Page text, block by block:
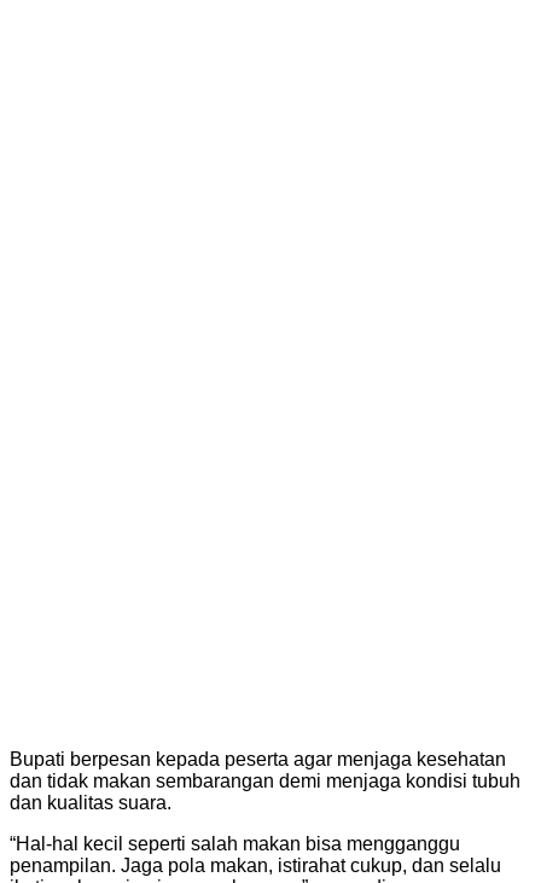
Bupati berpesan kepada peserta agar menjaga kesehatan
dan tidak makan sembarangan demi menjaga kondisi tubuh
dan kualitas suara.
“Hal-hal kecil seperti salah makan bisa mengganggu
penampilan. Jaga pola makan, istirahat cukup, dan selalu